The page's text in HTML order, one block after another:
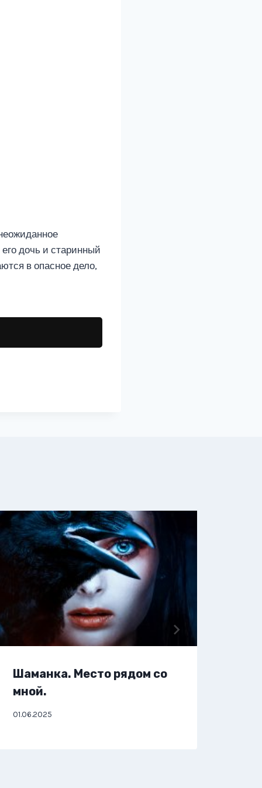
дочь и старинный
в опасное дело,
Шаманка. Место рядом со
мной.
01.06.2025